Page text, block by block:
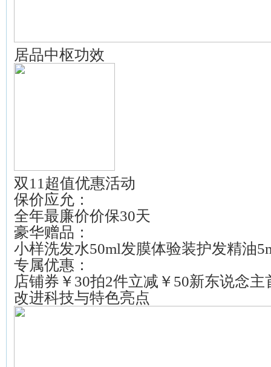
居品中枢功效
双11超值优惠活动
保价应允：
全年最廉价价保30天
豪华赠品：
小样洗发水50ml发膜体验装护发精油
专属优惠：
店铺券￥30拍2件立减￥50新东说念主
改进科技与特色亮点